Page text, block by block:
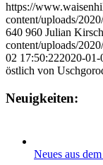
https://
content/uploads/
640 960 Julian
content/uploads/
02 17:50:222020-01-
östlich von
Neuigkeiten:
Neues aus